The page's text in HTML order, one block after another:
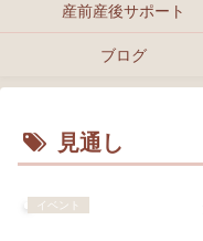
産前産後サポート
ブログ
見通し
イベント